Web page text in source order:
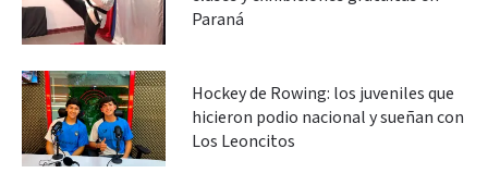
Paraná
Hockey de Rowing: los juveniles que
hicieron podio nacional y sueñan con
Los Leoncitos